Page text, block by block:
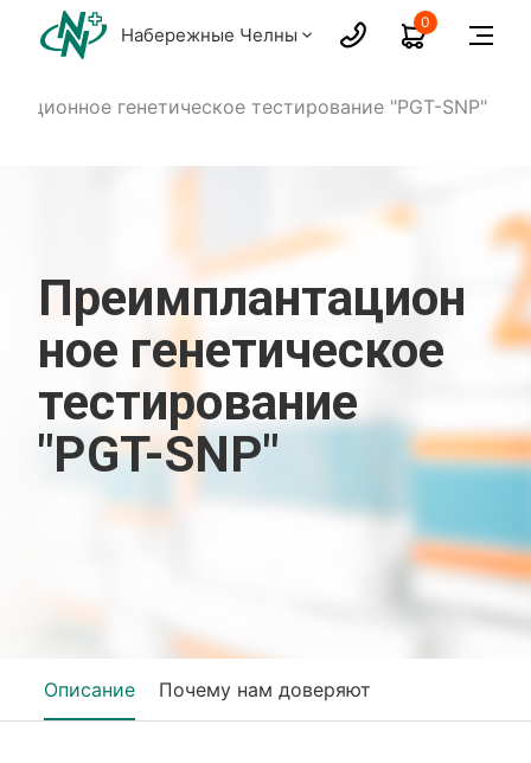
Набережные Челны
0
генетическое тестирование "PGT-SNP"
Преимплантацион
ное генетическое
тестирование
"PGT-SNP"
Описание Почему нам доверяют